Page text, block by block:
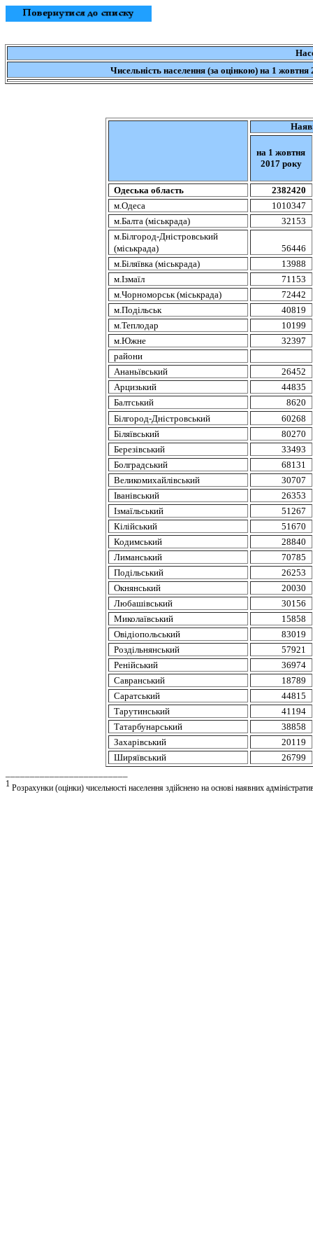
Чисельність населення (за оцінкою) на 1 жовтня
на 1 жовтня
2017 року
Одеська область
2382420
м.Одеса
1010347
м.Балта (міськрада)
32153
м.Білгород-Дністровський
(міськрада)
56446
м.Біляївка (міськрада)
13988
м.Ізмаїл
71153
м.Чорноморськ (міськрада)
72442
м.Подільськ
40819
м.Теплодар
10199
м.Южне
32397
райони
Ананьївський
26452
Арцизький
44835
Балтський
8620
Білгород-Дністровський
60268
Біляївський
80270
Березівський
33493
Болградський
68131
Великомихайлівський
30707
Іванівський
26353
Ізмаїльський
51267
Кілійський
51670
Кодимський
28840
Лиманський
70785
Подільський
26253
Окнянський
20030
Любашівський
30156
Миколаївський
15858
Овідіопольський
83019
Роздільнянський
57921
Ренійський
36974
Савранський
18789
Саратський
44815
Тарутинський
41194
Татарбунарський
38858
Захарівський
20119
Ширяївський
26799
1 Розрахунки (оцінки) чисельності населення здійснено на основі наявних